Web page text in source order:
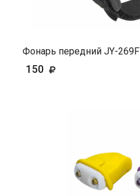
Фонарь передний JY-269F
150